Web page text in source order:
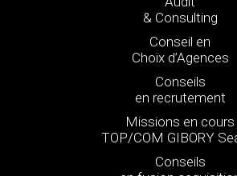
& Consulting
Conseil en
Choix d’Agences
Conseils
en recrutement
Missions en cours
TOP/COM GIBORY
Conseils